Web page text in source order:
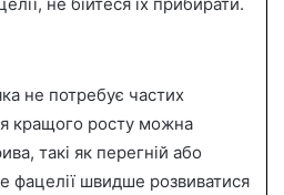
не потребує частих
кращого росту можна
такі як перегній або
швидше розвиватися